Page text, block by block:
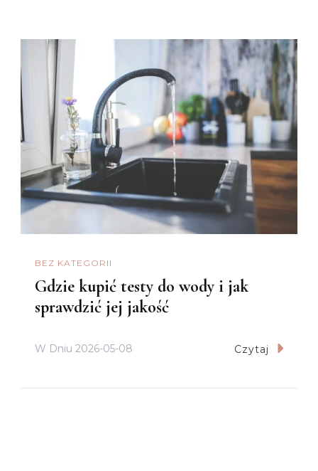
BEZ KATEGORII
Gdzie kupić testy do wody i jak
sprawdzić jej jakość
W Dniu 2026-05-08 Czytaj